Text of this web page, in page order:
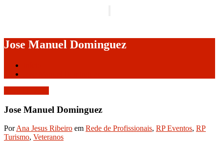
Jose Manuel Dominguez
Jose Manuel Dominguez
PorAna Jesus Ribeiro em Rede de Profissionais, RP Eventos, RP
Turismo, Veteranos